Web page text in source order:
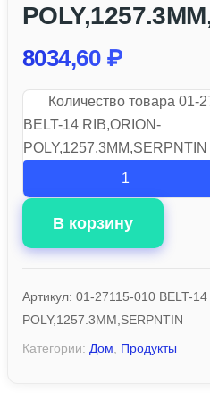
8034,60 ₽
Количество товара 01-
BELT-14 RIB,ORION-
POLY,1257.3MM,SERPNTIN
В корзину
Артикул: 01-27115-010 BELT-
POLY,1257.3MM,SERPNTIN
Категории: Дом Продукты